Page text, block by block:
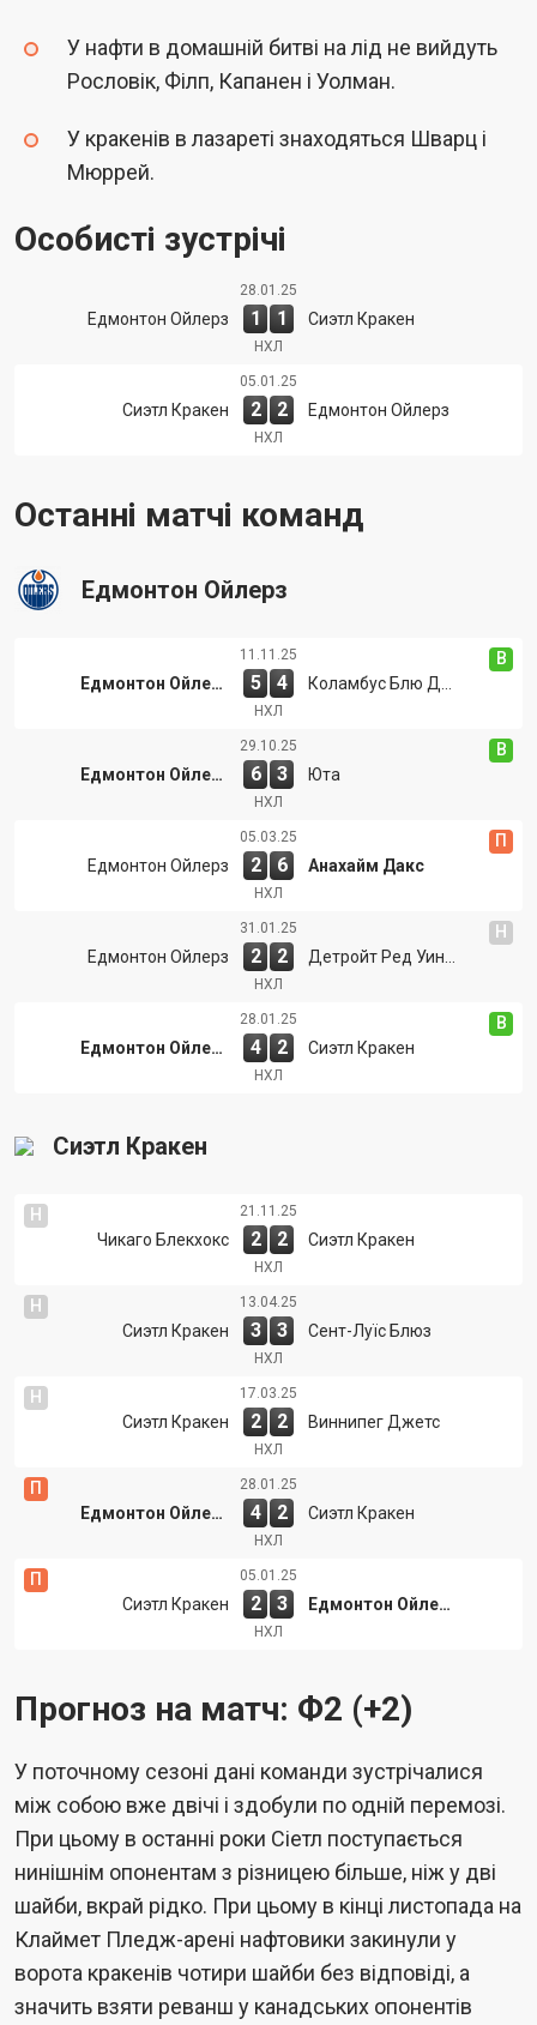
У нафти в домашній битві на лід не вийдуть
Рословік, Філп, Капанен і Уолман.
У кракенів в лазареті знаходяться Шварц і
Мюррей.
Особисті зустрічі
28.01.25
Едмонтон Ойлерз 1 1 Сиэтл Кракен
НХЛ
05.01.25
Сиэтл Кракен 2 2 Едмонтон Ойлерз
НХЛ
Останні матчі команд
Едмонтон Ойлерз
В
11.11.25
Едмонтон Ойлерз 5 4
НХЛ
В
29.10.25
Едмонтон Ойлерз 6 3 Юта
НХЛ
П
05.03.25
Едмонтон Ойлерз 2 6 Анахайм Дакс
НХЛ
Н
31.01.25
Едмонтон Ойлерз 2 2
НХЛ
В
28.01.25
Едмонтон Ойлерз 4 2 Сиэтл Кракен
НХЛ
Сиэтл Кракен
Н 21.11.25
Чикаго Блекхокс 2 2 Сиэтл Кракен
НХЛ
Н 13.04.25
Сиэтл Кракен 3 3 Сент-Луїс Блюз
НХЛ
Н 17.03.25
Сиэтл Кракен 2 2 Виннипег Джетс
НХЛ
П 28.01.25
Едмонтон Ойлерз 4 2 Сиэтл Кракен
НХЛ
П 05.01.25
Сиэтл Кракен 2 3 Едмонтон Ойлерз
НХЛ
Прогноз на матч: Ф2 (+2)
У поточному сезоні дані команди зустрічалися
між собою вже двічі і здобули по одній перемозі.
При цьому в останні роки Сіетл поступається
нинішнім опонентам з різницею більше, ніж у дві
шайби, вкрай рідко. При цьому в кінці листопада на
Клаймет Пледж-арені нафтовики закинули у
ворота кракенів чотири шайби без відповіді, а
значить взяти реванш у канадських опонентів